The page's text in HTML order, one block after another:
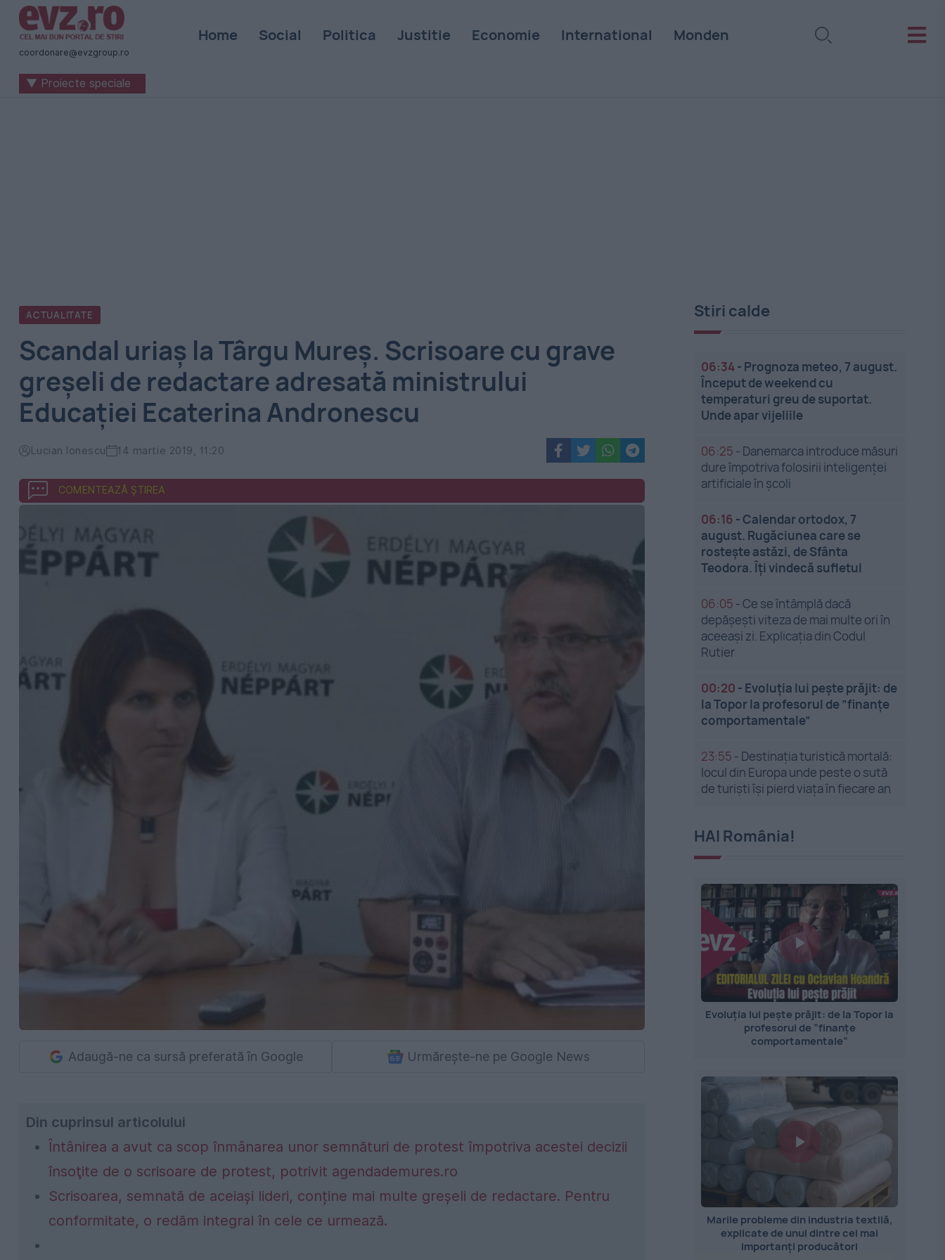
Știri
naționale
internaționale
coordonare@evzgroup.ro
Home Social Politica Justitie Economie International Monden
▼ Proiecte speciale
ACTUALITATE
Scandal uriaş la Târgu Mureş. Scrisoare cu grave
greşeli de redactare adresată ministrului
Educaţiei Ecaterina Andronescu
Lucian Ionescu 14 martie 2019, 11:20
COMENTEAZĂ ȘTIREA
Adaugă-ne ca sursă preferată în Google Urmărește-ne pe Google News
Din cuprinsul articolului
Întânirea a avut ca scop înmânarea unor semnături de protest împotriva acestei decizii
însoţite de o scrisoare de protest, potrivit agendademures.ro
Scrisoarea, semnată de aceiași lideri, conține mai multe greșeli de redactare. Pentru
conformitate, o redăm integral în cele ce urmează.
Stiri calde
06:34- Prognoza meteo, 7 august.
Început de weekend cu
temperaturi greu de suportat.
Unde apar vijeliile
06:25 - Danemarca introduce măsuri
dure împotriva folosirii inteligenței
artificiale în școli
06:16 -Calendar ortodox, 7
august. Rugăciunea care se
rostește astăzi, de Sfânta
Teodora. Îți vindecă sufletul
06:05 -Ce se întâmplă dacă
depășești viteza de mai multe ori în
aceeași zi. Explicația din Codul
Rutier
00:20 - Evoluția lui pește prăjit: de
la Topor la profesorul de ”finanțe
comportamentale”
23:55 - Destinația turistică mortală:
locul din Europa unde peste o sută
de turiști își pierd viața în fiecare an
HAI România!
Evoluția lui pește prăjit: de la Topor la
profesorul de ”finanțe
comportamentale”
Marile probleme din industria textilă,
explicate de unul dintre cei mai
importanți producători